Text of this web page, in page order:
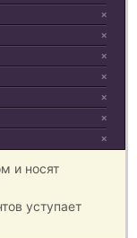
×
×
×
×
×
×
×
и носят
уступает